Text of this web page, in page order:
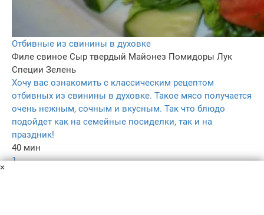
Отбивные из свинины в духовке
Филе свиное Сыр твердый Майонез Помидоры Лук
Специи Зелень
Хочу вас ознакомить с классическим рецептом
отбивных из свинины в духовке. Такое мясо получается
очень нежным, сочным и вкусным. Так что блюдо
подойдет как на семейные посиделки, так и на
праздник!
40 мин
1
×